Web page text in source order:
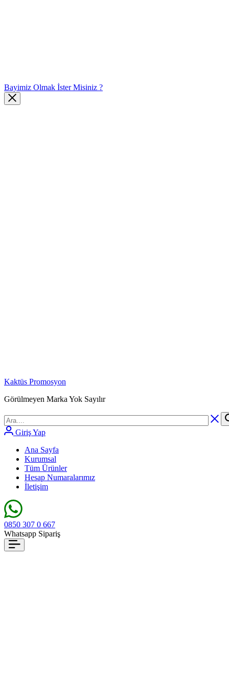
Bayimiz Olmak İster Misiniz ?
Kaktüs Promosyon
Görülmeyen Marka Yok Sayılır
Giriş Yap
Ana Sayfa
Kurumsal
Tüm Ürünler
Hesap Numaralarımız
İletişim
0850 307 0 667
Whatsapp Sipariş